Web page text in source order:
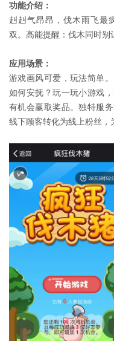
功能介绍：
赳赳气昂昂，伐木雨飞最
双。高能提醒：伐木同时别
应用场景：
游戏画风可爱，玩法简单
如何安抚？玩一玩小游戏
有机会赢取奖品。独特服
线下顾客转化为线上粉丝，